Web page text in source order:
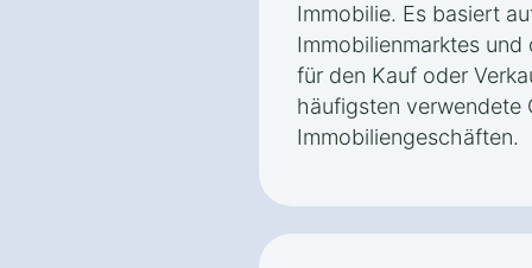
Immobilie. Es basiert
Immobilienmarktes
für den Kauf oder
häufigsten verwendete
Immobiliengeschäften.